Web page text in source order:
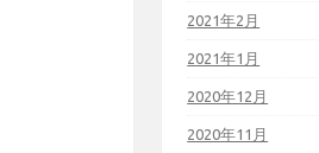
2021年2月
2021年1月
2020年12月
2020年11月